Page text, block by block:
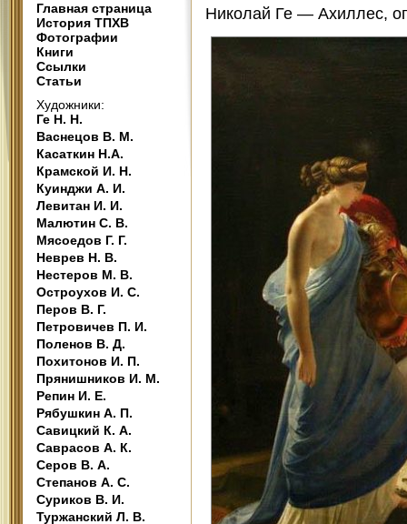
Главная страница
История ТПХВ
Фотографии
Книги
Ссылки
Статьи
Художники:
Ге Н. Н.
Васнецов В. М.
Касаткин Н.А.
Крамской И. Н.
Куинджи А. И.
Левитан И. И.
Малютин С. В.
Мясоедов Г. Г.
Неврев Н. В.
Нестеров М. В.
Остроухов И. С.
Перов В. Г.
Петровичев П. И.
Поленов В. Д.
Похитонов И. П.
Прянишников И. М.
Репин И. Е.
Рябушкин А. П.
Савицкий К. А.
Саврасов А. К.
Серов В. А.
Степанов А. С.
Суриков В. И.
Туржанский Л. В.
Николай Ге — Ахиллес,